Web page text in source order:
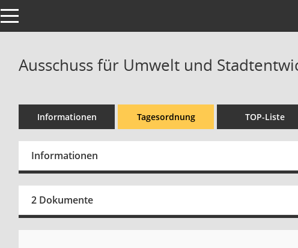
Toggle navigation
Ausschuss für Umwelt und
Informationen Tagesordnung TOP-Liste
Informationen
2 Dokumente